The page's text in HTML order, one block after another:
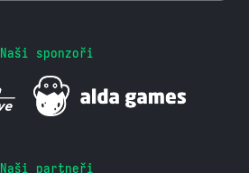
Naši sponzoři
Naši partneři